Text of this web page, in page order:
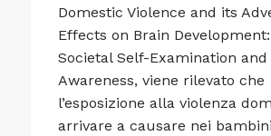
Domestic Violence and its
Effects on Brain
Societal Self-Examination and
Awareness, viene rilevato che
l’esposizione alla violenza
arrivare a causare nei